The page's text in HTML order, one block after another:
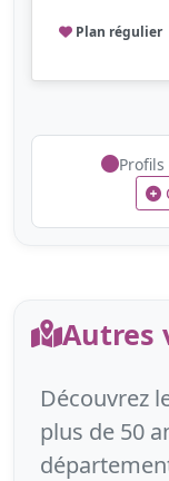
Plan régulier
Autres
Découvrez
plus de 50